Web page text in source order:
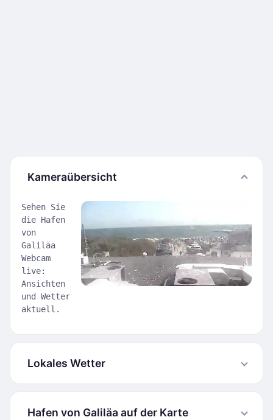
Kameraübersicht
Sehen Sie
die Hafen
von
Galiläa
Webcam
live:
Ansichten
und Wetter
aktuell.
Lokales Wetter
Hafen von Galiläa auf der Karte